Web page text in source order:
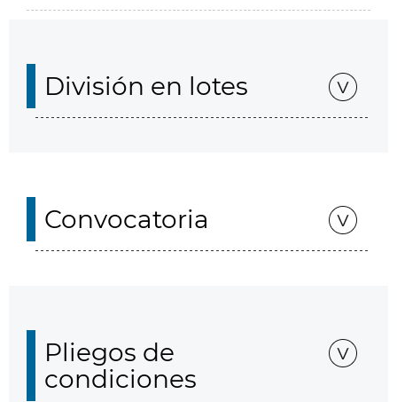
División en lotes
Convocatoria
Pliegos de
condiciones